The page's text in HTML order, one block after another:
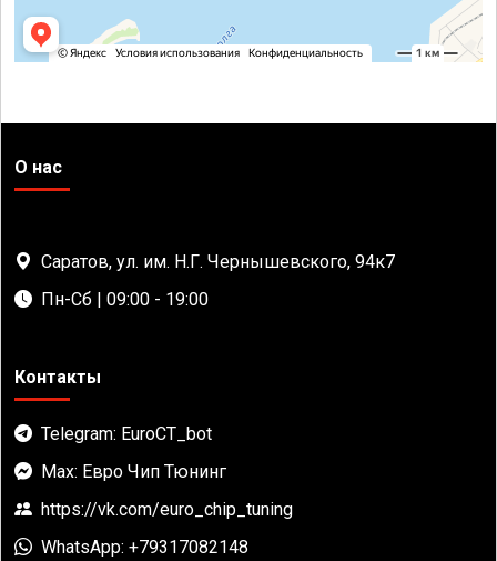
О нас
Саратов, ул. им. Н.Г. Чернышевского, 94к7
Пн-Сб | 09:00 - 19:00
Контакты
Telegram: EuroCT_bot
Max: Евро Чип Тюнинг
https://vk.com/euro_chip_tuning
WhatsApp: +79317082148